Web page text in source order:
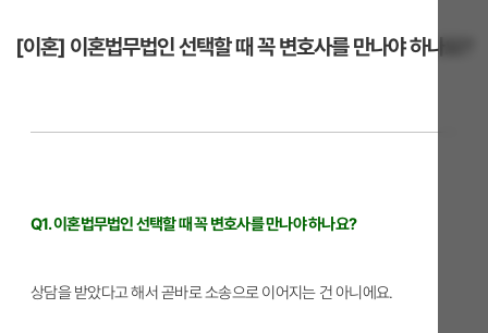
[이혼] 이혼법무법인 선택할 때 꼭 변호사를 만나야 하나요?
Q1. 이혼법무법인 선택할 때 꼭 변호사를 만나야 하나요?
상담을 받았다고 해서 곧바로 소송으로 이어지는 건 아니에요.